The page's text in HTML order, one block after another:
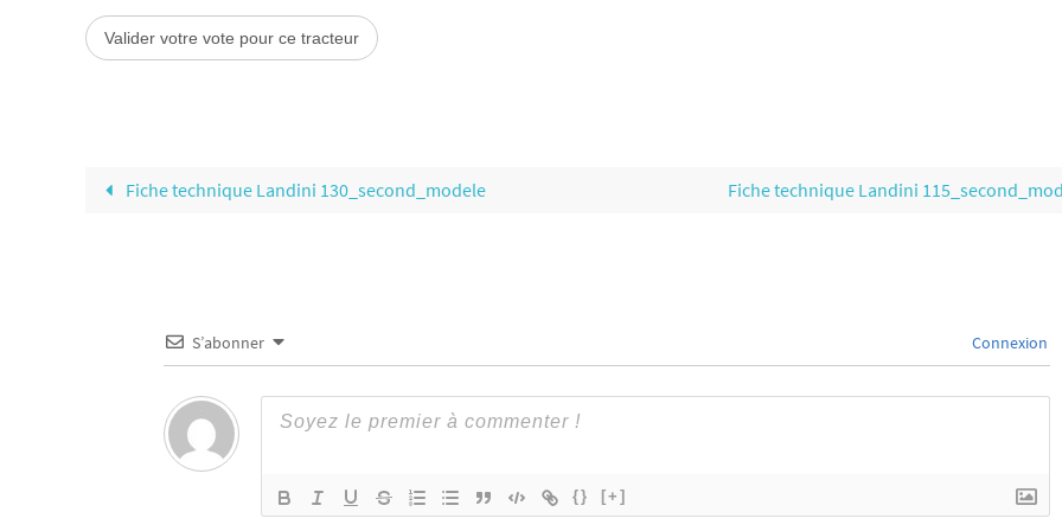
Fiche technique Landini 130_second_modele Fiche technique Landini
S’abonner Connexion
{} [+]